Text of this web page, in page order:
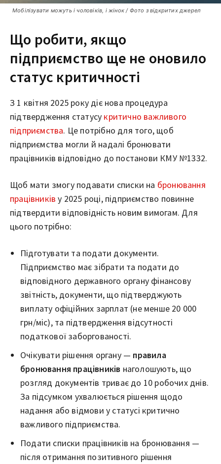
Мобілізувати можуть і чоловіків, і жінок / Фото з відкритих джерел
Що робити, якщо
підприємство ще не оновило
статус критичності
З 1 квітня 2025 року діє нова процедура
підтвердження статусу критично важливого
підприємства. Це потрібно для того, щоб
підприємства могли й надалі бронювати
працівників відповідно до постанови КМУ №1332.
Щоб мати змогу подавати списки на бронювання
працівників у 2025 році, підприємство повинне
підтвердити відповідність новим вимогам. Для
цього потрібно:
Підготувати та подати документи.
Підприємство має зібрати та подати до
відповідного державного органу фінансову
звітність, документи, що підтверджують
виплату офіційних зарплат (не менше 20 000
грн/міс), та підтвердження відсутності
податкової заборгованості.
Очікувати рішення органу — правила
бронювання працівників наголошують, що
розгляд документів триває до 10 робочих днів.
За підсумком ухвалюється рішення щодо
надання або відмови у статусі критично
важливого підприємства.
Подати списки працівників на бронювання —
після отримання позитивного рішення